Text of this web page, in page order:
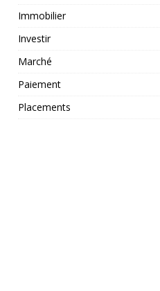
Immobilier
Investir
Marché
Paiement
Placements